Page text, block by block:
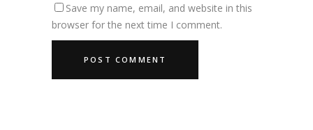
Save my name, email, and website in this
browser for the next time I comment.